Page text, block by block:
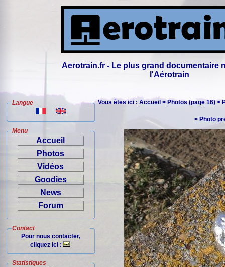
Aerotrain.fr - Le plus grand documentaire
l'Aérotrain
Langue
Menu
Accueil
Photos
Vidéos
Goodies
News
Forum
Contact
Pour nous contacter,
cliquez ici :
Statistiques
Vous êtes ici : Accueil > Photos (page 16) >
< Photo